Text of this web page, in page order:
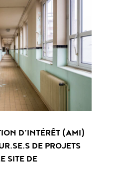
D’INTÉRÊT (AMI)
DE PROJETS
SITE DE